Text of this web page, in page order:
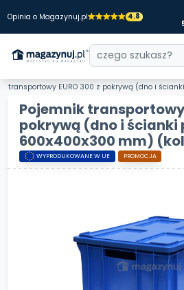
Opinia o Magazynuj.pl 4.8
transportowy EURO 300 z pokrywą (dno i
Pojemnik transportowy
pokrywą (dno i ścianki
600x400x300 mm)
WYPRODUKOWANE W UE PROMOCJA